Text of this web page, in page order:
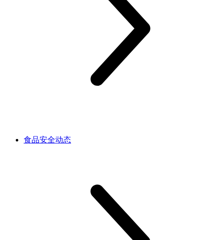
食品安全动态